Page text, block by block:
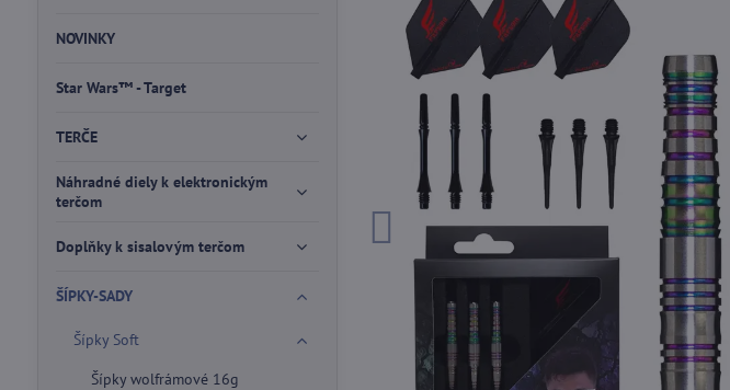
NOVINKY
Star Wars™ - Target
TERČE
Náhradné diely k elektronickým
terčom
Doplňky k sisalovým terčom
ŠÍPKY-SADY
Šípky Soft
Šípky wolfrámové 16g